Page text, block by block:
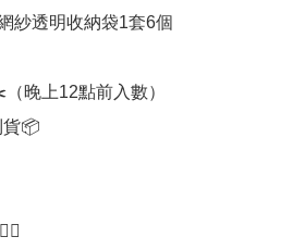
透明收納袋1套6個
晚上12點前入數）
貨📦